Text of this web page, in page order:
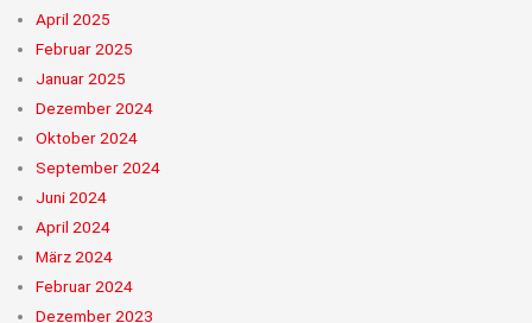
April 2025
Februar 2025
Januar 2025
Dezember 2024
Oktober 2024
September 2024
Juni 2024
April 2024
März 2024
Februar 2024
Dezember 2023